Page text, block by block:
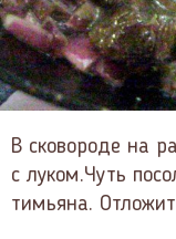
В сковороде на
с луком.Чуть
тимьяна.